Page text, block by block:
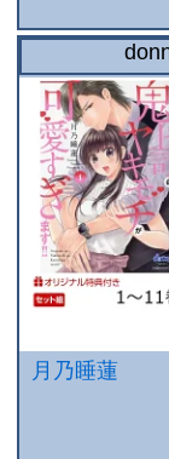
月乃睡蓮